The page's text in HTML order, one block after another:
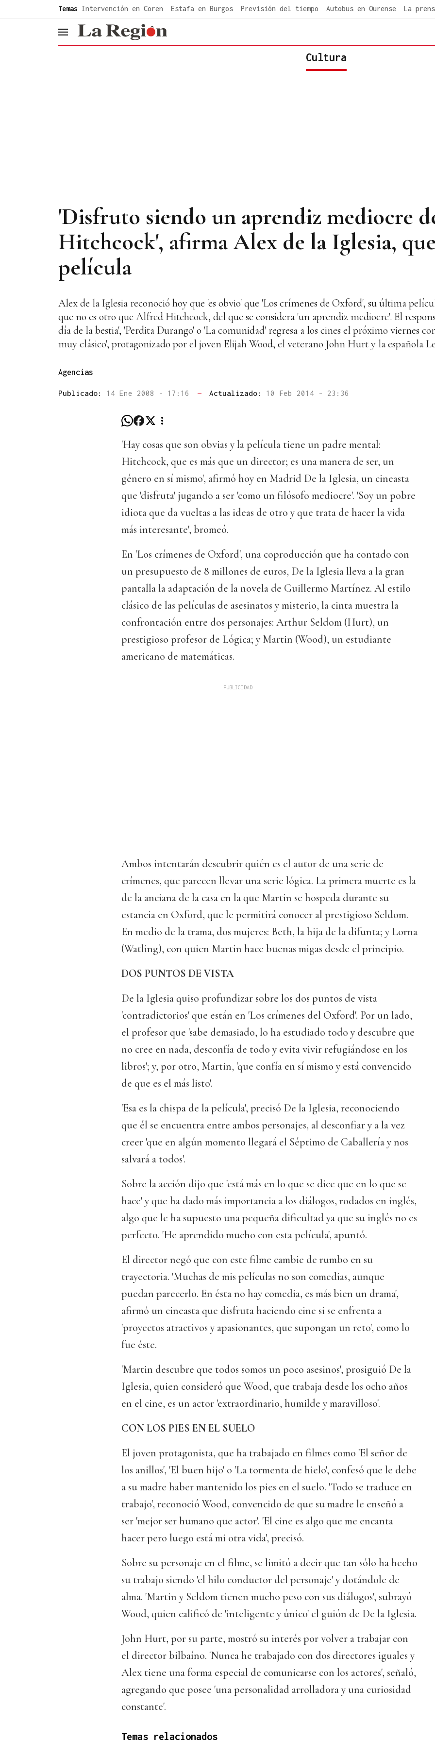
Temas Intervención en Coren Estafa en Burgos Previsión del tiempo Autobus en Ourense La
header.menu.open
Cultura
'Disfruto siendo un aprendiz mediocre
Hitchcock', afirma Alex de la Iglesia,
película
Alex de la Iglesia reconoció hoy que 'es obvio' que 'Los crímenes de Oxford', su última
que no es otro que Alfred Hitchcock, del que se considera 'un aprendiz mediocre'. El
día de la bestia', 'Perdita Durango' o 'La comunidad' regresa a los cines el próximo viernes
muy clásico', protagonizado por el joven Elijah Wood, el veterano John Hurt y la española
Agencias
Publicado: 14 Ene 2008 - 17:16 — Actualizado: 10 Feb 2014 - 23:36
'Hay cosas que son obvias y la película tiene un padre mental:
Hitchcock, que es más que un director; es una manera de ser, un
género en sí mismo', afirmó hoy en Madrid De la Iglesia, un cineasta
que 'disfruta' jugando a ser 'como un filósofo mediocre'. 'Soy un pobre
idiota que da vueltas a las ideas de otro y que trata de hacer la vida
más interesante', bromeó.
En 'Los crímenes de Oxford', una coproducción que ha contado con
un presupuesto de 8 millones de euros, De la Iglesia lleva a la gran
pantalla la adaptación de la novela de Guillermo Martínez. Al estilo
clásico de las películas de asesinatos y misterio, la cinta muestra la
confrontación entre dos personajes: Arthur Seldom (Hurt), un
prestigioso profesor de Lógica; y Martin (Wood), un estudiante
americano de matemáticas.
Ambos intentarán descubrir quién es el autor de una serie de
crímenes, que parecen llevar una serie lógica. La primera muerte es la
de la anciana de la casa en la que Martin se hospeda durante su
estancia en Oxford, que le permitirá conocer al prestigioso Seldom.
En medio de la trama, dos mujeres: Beth, la hija de la difunta; y Lorna
(Watling), con quien Martin hace buenas migas desde el principio.
DOS PUNTOS DE VISTA
De la Iglesia quiso profundizar sobre los dos puntos de vista
'contradictorios' que están en 'Los crímenes del Oxford'. Por un lado,
el profesor que 'sabe demasiado, lo ha estudiado todo y descubre que
no cree en nada, desconfía de todo y evita vivir refugiándose en los
libros'; y, por otro, Martin, 'que confía en sí mismo y está convencido
de que es el más listo'.
'Esa es la chispa de la película', precisó De la Iglesia, reconociendo
que él se encuentra entre ambos personajes, al desconfiar y a la vez
creer 'que en algún momento llegará el Séptimo de Caballería y nos
salvará a todos'.
Sobre la acción dijo que 'está más en lo que se dice que en lo que se
hace' y que ha dado más importancia a los diálogos, rodados en inglés,
algo que le ha supuesto una pequeña dificultad ya que su inglés no es
perfecto. 'He aprendido mucho con esta película', apuntó.
El director negó que con este filme cambie de rumbo en su
trayectoria. 'Muchas de mis películas no son comedias, aunque
puedan parecerlo. En ésta no hay comedia, es más bien un drama',
afirmó un cineasta que disfruta haciendo cine si se enfrenta a
'proyectos atractivos y apasionantes, que supongan un reto', como lo
fue éste.
'Martin descubre que todos somos un poco asesinos', prosiguió De la
Iglesia, quien consideró que Wood, que trabaja desde los ocho años
en el cine, es un actor 'extraordinario, humilde y maravilloso'.
CON LOS PIES EN EL SUELO
El joven protagonista, que ha trabajado en filmes como 'El señor de
los anillos', 'El buen hijo' o 'La tormenta de hielo', confesó que le debe
a su madre haber mantenido los pies en el suelo. 'Todo se traduce en
trabajo', reconoció Wood, convencido de que su madre le enseñó a
ser 'mejor ser humano que actor'. 'El cine es algo que me encanta
hacer pero luego está mi otra vida', precisó.
Sobre su personaje en el filme, se limitó a decir que tan sólo ha hecho
su trabajo siendo 'el hilo conductor del personaje' y dotándole de
alma. 'Martin y Seldom tienen mucho peso con sus diálogos', subrayó
Wood, quien calificó de 'inteligente y único' el guión de De la Iglesia.
John Hurt, por su parte, mostró su interés por volver a trabajar con
el director bilbaíno. 'Nunca he trabajado con dos directores iguales y
Alex tiene una forma especial de comunicarse con los actores', señaló,
agregando que posee 'una personalidad arrolladora y una curiosidad
constante'.
Temas relacionados